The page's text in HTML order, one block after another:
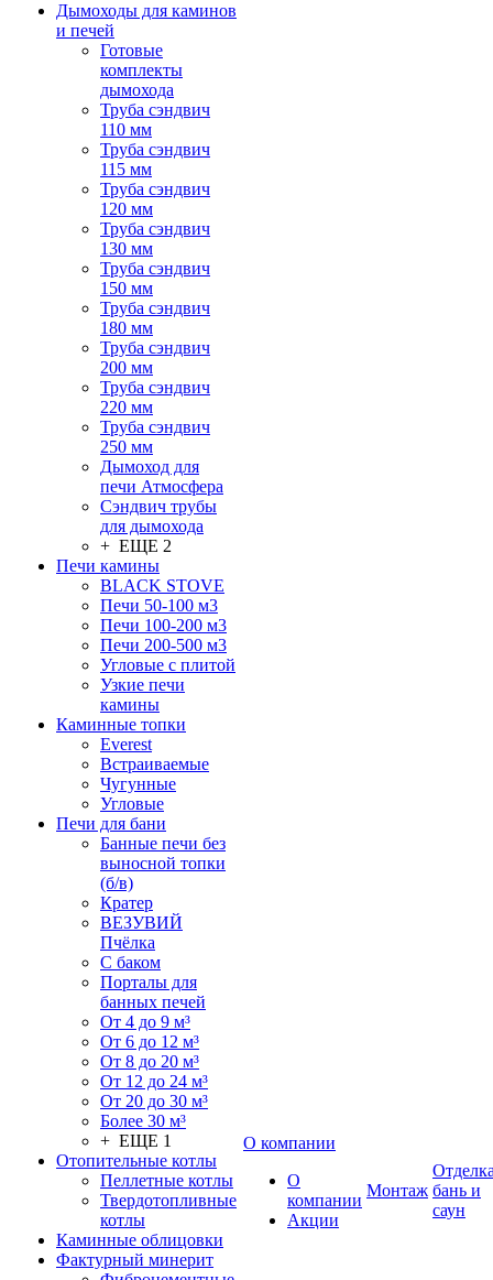
Дымоходы для каминов
и печей
Готовые
комплекты
дымохода
Труба сэндвич
110 мм
Труба сэндвич
115 мм
Труба сэндвич
120 мм
Труба сэндвич
130 мм
Труба сэндвич
150 мм
Труба сэндвич
180 мм
Труба сэндвич
200 мм
Труба сэндвич
220 мм
Труба сэндвич
250 мм
Дымоход для
печи Атмосфера
Сэндвич трубы
для дымохода
+ ЕЩЕ 2
Печи камины
BLACK STOVE
Печи 50-100 м3
Печи 100-200 м3
Печи 200-500 м3
Угловые с плитой
Узкие печи
камины
Каминные топки
Everest
Встраиваемые
Чугунные
Угловые
Печи для бани
Банные печи без
выносной топки
(б/в)
Кратер
ВЕЗУВИЙ
Пчёлка
С баком
Порталы для
банных печей
От 4 до 9 м³
От 6 до 12 м³
От 8 до 20 м³
От 12 до 24 м³
От 20 до 30 м³
Более 30 м³
+ ЕЩЕ 1
Отопительные котлы
Пеллетные котлы
Твердотопливные
котлы
Каминные облицовки
Фактурный минерит
О компании
О
компании
Акции
Монтаж бань и
саун